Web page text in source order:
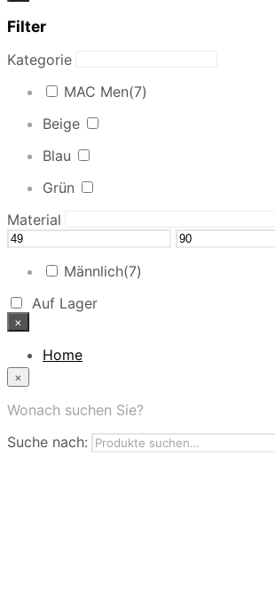
Filter
Kategorie
MAC Men(7)
Beige
Blau
Grün
Material
Männlich(7)
Auf Lager
×
Home
App
Nutzungbedingungen
×
Wonach suchen Sie?
Suche nach: